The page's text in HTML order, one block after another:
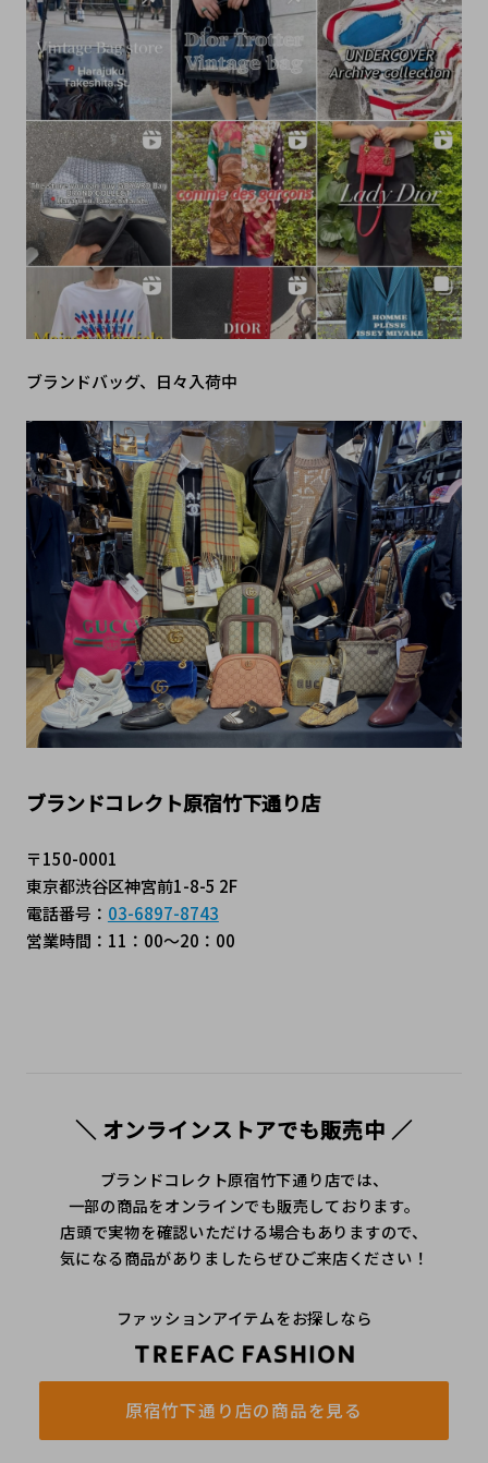
ブランドバッグ、日々入荷中
ブランドコレクト原宿竹下通り店
〒150-0001
東京都渋谷区神宮前1-8-5 2F
電話番号： 03-6897-8743
営業時間：11：00～20：00
＼ オンラインストアでも販売中 ／
ブランドコレクト原宿竹下通り店では、
一部の商品をオンラインでも販売しております。
店頭で実物を確認いただける場合もありますので、
気になる商品がありましたらぜひご来店ください！
ファッションアイテムをお探しなら
原宿竹下通り店の商品を見る